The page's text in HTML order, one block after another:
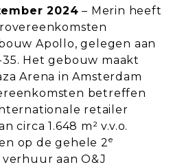
2024 – Merin heeft
Apollo, gelegen aan
Het gebouw maakt
Arena in Amsterdam
betreffen
retailer
circa 1.648 m² v.v.o.
op de gehele 2 e
aan O&J